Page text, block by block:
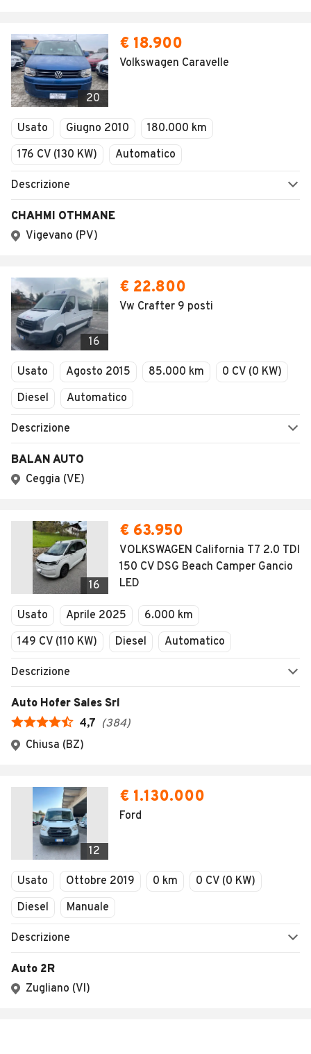
20
€ 18.900
Volkswagen Caravelle
Usato Giugno 2010
180.000 km
176 CV (130 KW)
Automatico
Descrizione
CHAHMI OTHMANE
Vigevano (PV)
16
€ 22.800
Vw Crafter 9 posti
Usato Agosto 2015 85.000 km
0 CV (0 KW)
Diesel
Automatico
Descrizione
BALAN AUTO
Ceggia (VE)
16
€ 63.950
VOLKSWAGEN California T7 2.0 TDI
150 CV DSG Beach Camper Gancio
LED
Usato Aprile 2025
6.000 km
149 CV (110 KW)
Diesel Automatico
Descrizione
Auto Hofer Sales Srl
4,7 (384)
Chiusa (BZ)
12
€ 1.130.000
Ford
Usato Ottobre 2019 0 km
0 CV (0 KW)
Diesel
Manuale
Descrizione
Auto 2R
Zugliano (VI)